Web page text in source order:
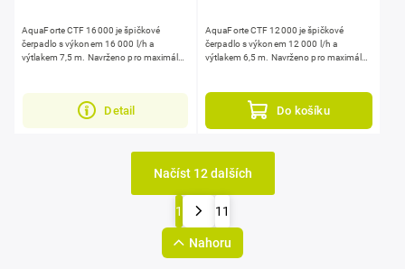
Detail
AquaForte CTF 16000 je špičkové
čerpadlo s výkonem 16 000 l/h a
výtlakem 7,5 m. Navrženo pro maximální
Do košíku
AquaForte CTF 12000 je špičkové
čerpadlo s výkonem 12 000 l/h a
výtlakem 6,5 m. Navrženo pro maximální
Načíst 12 dalších
1 11
Nahoru